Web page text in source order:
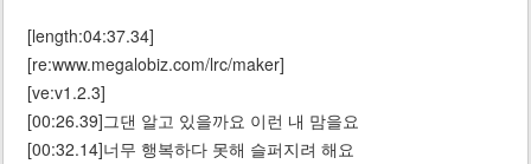
[length:04:37.34]
[re:www.megalobiz.com/lrc/maker]
[ve:v1.2.3]
[00:26.39]그댄 알고 있을까요 이런 내 맘을요
[00:32.14]너무 행복하다 못해 슬퍼지려 해요